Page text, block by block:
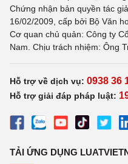
Chứng nhận bản quyền tác
16/02/2009, cấp bởi Bộ Văn
Cơ quan chủ quản: Công ty
Nam. Chịu trách nhiệm: Ông
Hỗ trợ về dịch vụ: 0938 36
Hỗ trợ giải đáp pháp luật:
TẢI ỨNG DỤNG